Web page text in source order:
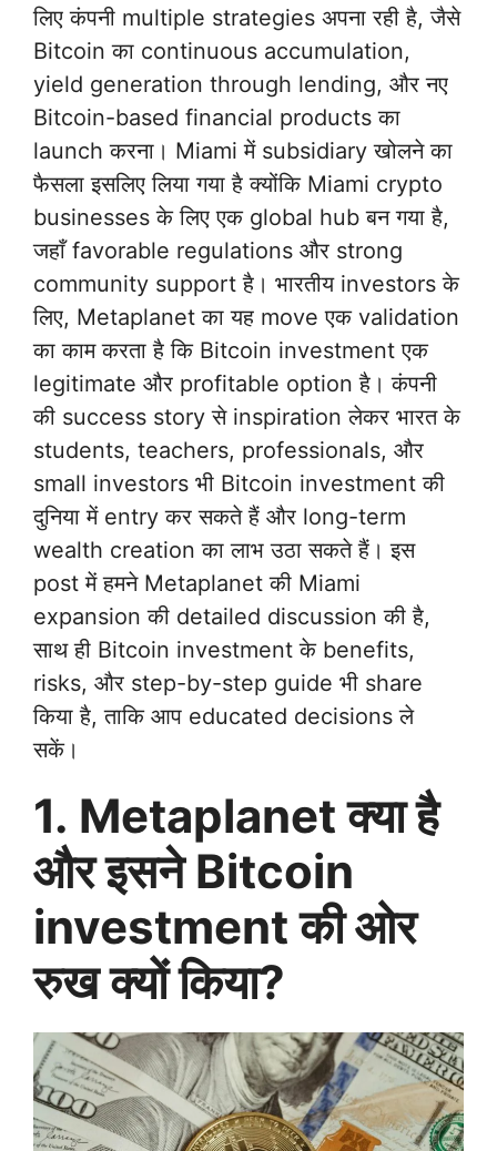
लिए कंपनी multiple strategies अपना रही है, जैसे
Bitcoin का continuous accumulation,
yield generation through lending, और नए
Bitcoin-based financial products का
launch करना। Miami में subsidiary खोलने का
फैसला इसलिए लिया गया है क्योंकि Miami crypto
businesses के लिए एक global hub बन गया है,
जहाँ favorable regulations और strong
community support है। भारतीय investors के
लिए, Metaplanet का यह move एक validation
का काम करता है कि Bitcoin investment एक
legitimate और profitable option है। कंपनी
की success story से inspiration लेकर भारत के
students, teachers, professionals, और
small investors भी Bitcoin investment की
दुनिया में entry कर सकते हैं और long-term
wealth creation का लाभ उठा सकते हैं। इस
post में हमने Metaplanet की Miami
expansion की detailed discussion की है,
साथ ही Bitcoin investment के benefits,
risks, और step-by-step guide भी share
किया है, ताकि आप educated decisions ले
सकें।
1. Metaplanet क्या है
और इसने Bitcoin
investment की ओर
रुख क्यों किया?